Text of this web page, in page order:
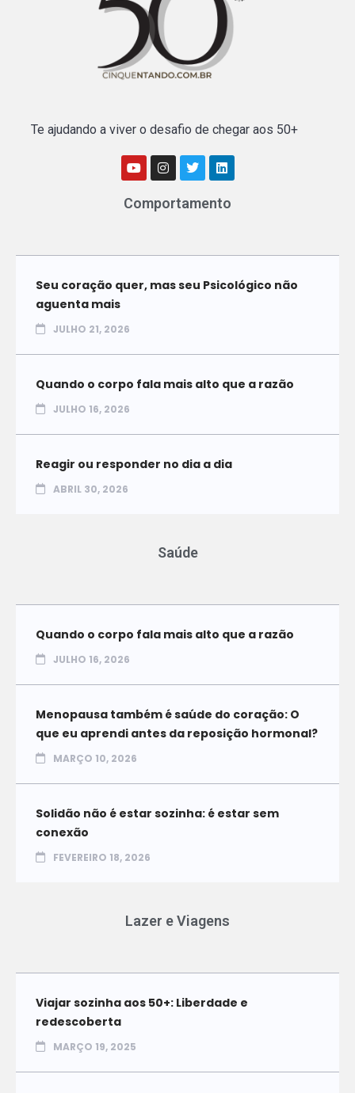
Te ajudando a viver o desafio de chegar aos 50+
Comportamento
Seu coração quer, mas seu Psicológico não
aguenta mais
JULHO 21, 2026
Quando o corpo fala mais alto que a razão
JULHO 16, 2026
Reagir ou responder no dia a dia
ABRIL 30, 2026
Saúde
Quando o corpo fala mais alto que a razão
JULHO 16, 2026
Menopausa também é saúde do coração: O
que eu aprendi antes da reposição hormonal?
MARÇO 10, 2026
Solidão não é estar sozinha: é estar sem
conexão
FEVEREIRO 18, 2026
Lazer e Viagens
Viajar sozinha aos 50+: Liberdade e
redescoberta
MARÇO 19, 2025